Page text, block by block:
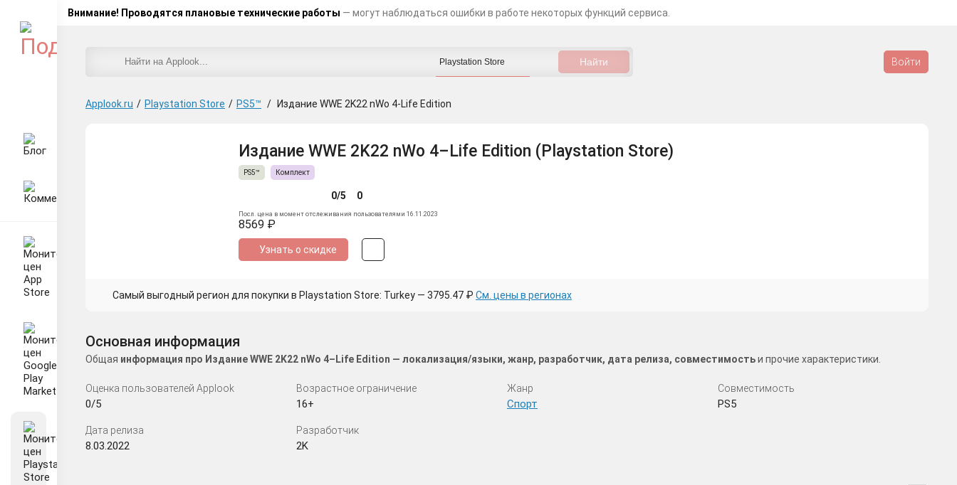
Внимание! Проводятся плановые технические работы — могут наблюдаться ошибки в работе некоторых функций сервиса.
Войти
Applook.ru / Playstation Store / PS5™ / Издание WWE 2K22 nWo 4-Life Edition
Издание WWE 2K22 nWo 4–Life Edition (Playstation Store)
PS5™ Комплект
0/5 0
Посл. цена в момент отслеживания пользователями 16.11.2023
8569 ₽
Узнать о скидке
Самый выгодный регион для покупки в Playstation Store: Turkey — 3795.47 ₽ См. цены в регионах
Основная информация
Общая информация про Издание WWE 2K22 nWo 4–Life Edition — локализация/языки, жанр, разработчик, дата релиза, совместимостьи прочие характеристики.
Оценка пользователей Applook
0/5
Возрастное ограничение
16+
Жанр
Спорт
Совместимость
PS5
Дата релиза
8.03.2022
Разработчик
2K